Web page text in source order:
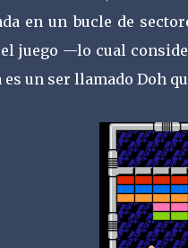
en un bucle de
juego —lo cual
es un ser llamado Doh